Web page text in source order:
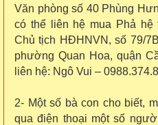
Văn phòng số 40 Phùng
có thể liên hệ mua Phả hệ
Chủ tịch HĐHNVN, số 79/
phường Quan Hoa, quận
liên hệ: Ngô Vui –
2- Một số bà con cho biết,
qua điện thoại một số